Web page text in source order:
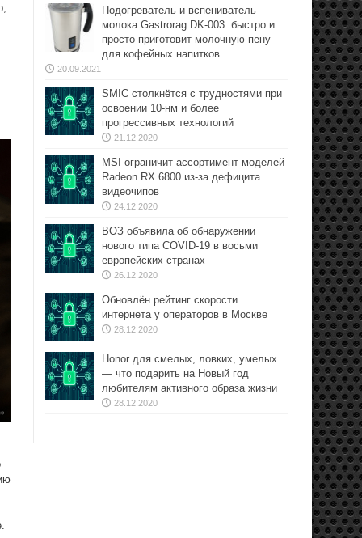
Подогреватель и вспениватель
молока Gastrorag DK-003: быстро и
просто приготовит молочную пену
для кофейных напитков
20.09.2021
SMIC столкнётся с трудностями при
освоении 10-нм и более
прогрессивных технологий
21.12.2020
MSI ограничит ассортимент моделей
Radeon RX 6800 из-за дефицита
видеочипов
24.12.2020
ВОЗ объявила об обнаружении
нового типа COVID-19 в восьми
европейских странах
26.12.2020
Обновлён рейтинг скорости
интернета у операторов в Москве
28.12.2020
Honor для смелых, ловких, умелых
— что подарить на Новый год
любителям активного образа жизни
28.12.2020